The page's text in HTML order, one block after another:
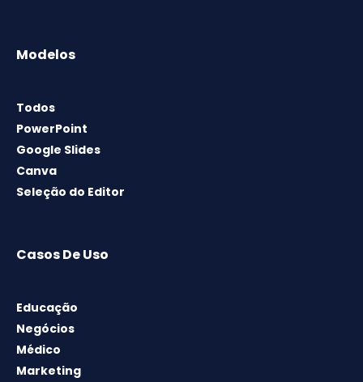
Modelos
Todos
PowerPoint
Google Slides
Canva
Seleção do Editor
Casos De Uso
Educação
Negócios
Médico
Marketing